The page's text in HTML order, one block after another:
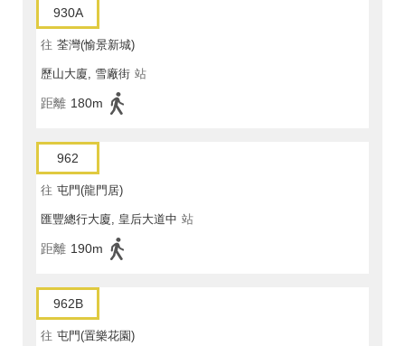
930A
往 荃灣(愉景新城)
歷山大廈, 雪廠街 站
距離 180m
962
往 屯門(龍門居)
匯豐總行大廈, 皇后大道中 站
距離 190m
962B
往 屯門(置樂花園)